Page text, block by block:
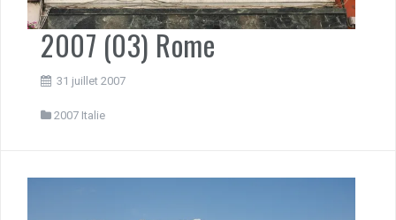
2007 (03) Rome
31 juillet 2007
2007 Italie